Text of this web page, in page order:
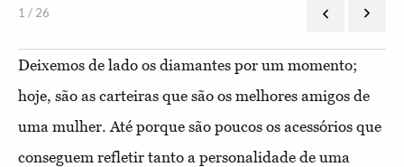
1 / 26
Deixemos de lado os diamantes por um momento;
hoje, são as carteiras que são os melhores amigos de
uma mulher. Até porque são poucos os acessórios que
conseguem refletir tanto a personalidade de uma